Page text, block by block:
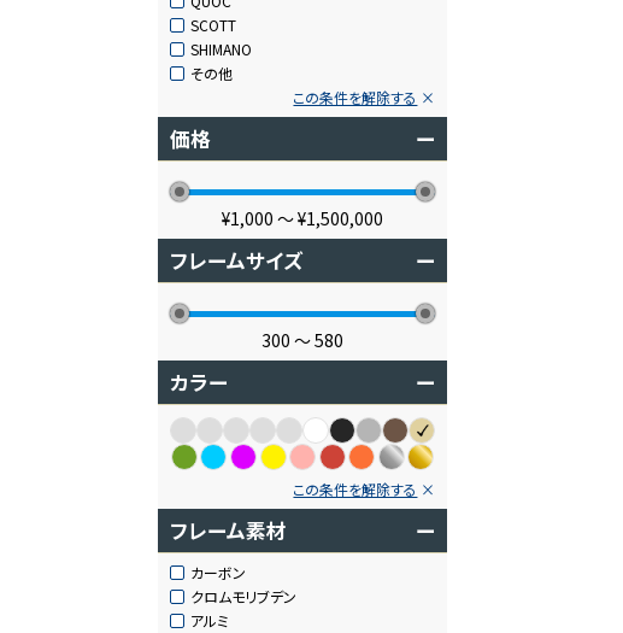
SCOTT
SHIMANO
その他
この条件を解除する
価格 ー
¥1,000 〜¥1,500,000
フレームサイズ ー
300 〜580
カラー ー
この条件を解除する
フレーム素材 ー
カーボン
クロムモリブデン
アルミ